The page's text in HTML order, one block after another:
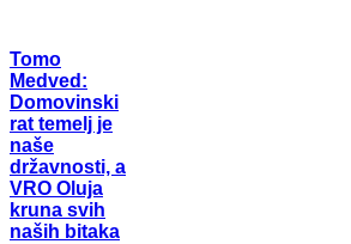
Tomo
Medved:
Domovinski
rat temelj je
naše
državnosti, a
VRO Oluja
kruna svih
naših bitaka